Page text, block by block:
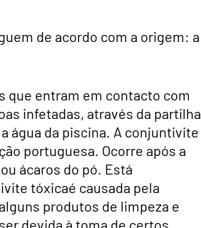
de acordo com a origem: a
que entram em contacto com
infetadas, através da partilha
água da piscina. A conjuntivite
portuguesa. Ocorre após a
ácaros do pó. Está
tóxicaé causada pela
produtos de limpeza e
devida à toma de certos